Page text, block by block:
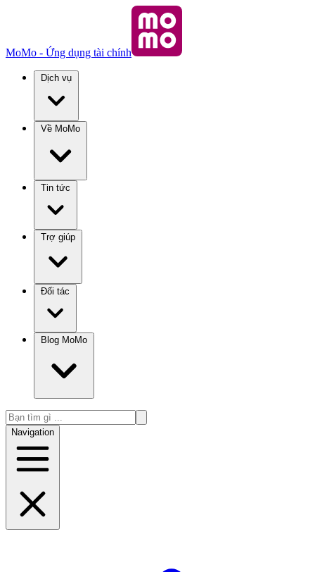
MoMo - Ứng dụng tài chính
Dịch vụ
Về MoMo
Tin tức
Trợ giúp
Đối tác
Blog MoMo
Navigation